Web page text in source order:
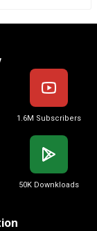
1.6M Subscribers
50K Downkloads